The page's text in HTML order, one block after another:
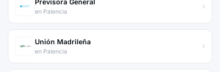
Previsora General
en Palencia
Unión Madrileña
en Palencia